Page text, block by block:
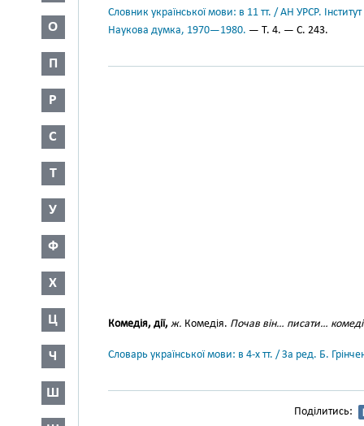
О
П
Р
С
Т
У
Ф
Х
Ц
Ч
Ш
Словник української мови: в 11 тт. / АН УРСР.
Наукова думка, 1970—1980. — Т. 4. — С. 243.
Комедія, дії, ж. Комедія. Почав він… писати…
Словарь української мови: в 4-х тт. / За ред. Б.
Поділитись: